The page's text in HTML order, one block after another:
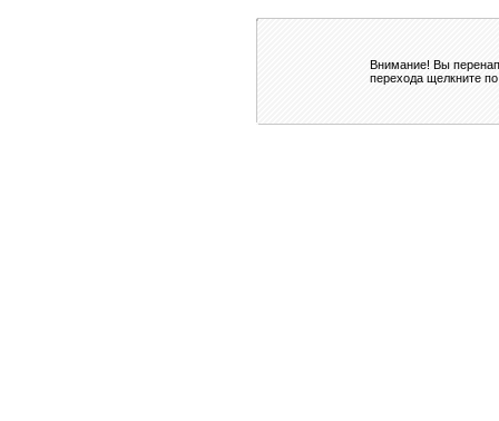
Внимание! Вы
перехода щелкните